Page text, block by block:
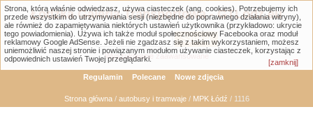
Łódzka Galeria Transportowa - GTLodz.eu
Wyszukiwanie zaawansowane
Regulamin Polecane Nowe zdjęcia
Strona główna/ autobusy i tramwaje/ MPK Łódź / 1116
Strona, którą właśnie odwiedzasz, używa ciasteczek (ang. cookies). Potrzebujemy ich
przede wszystkim do utrzymywania sesji (niezbędne do poprawnego działania witryny),
ale również do zapamiętywania niektórych ustawień użytkownika (przykładowo: ukrycie
tego powiadomienia). Używa ich także moduł społecznościowy Facebooka oraz moduł
reklamowy Google AdSense. Jeżeli nie zgadzasz się z takim wykorzystaniem, możesz
uniemożliwić naszej stronie i powiązanym modułom używanie ciasteczek, korzystając z
odpowiednich ustawień Twojej przeglądarki.
[zamknij]